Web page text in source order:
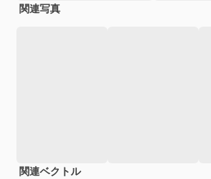
関連写真
関連ベクトル